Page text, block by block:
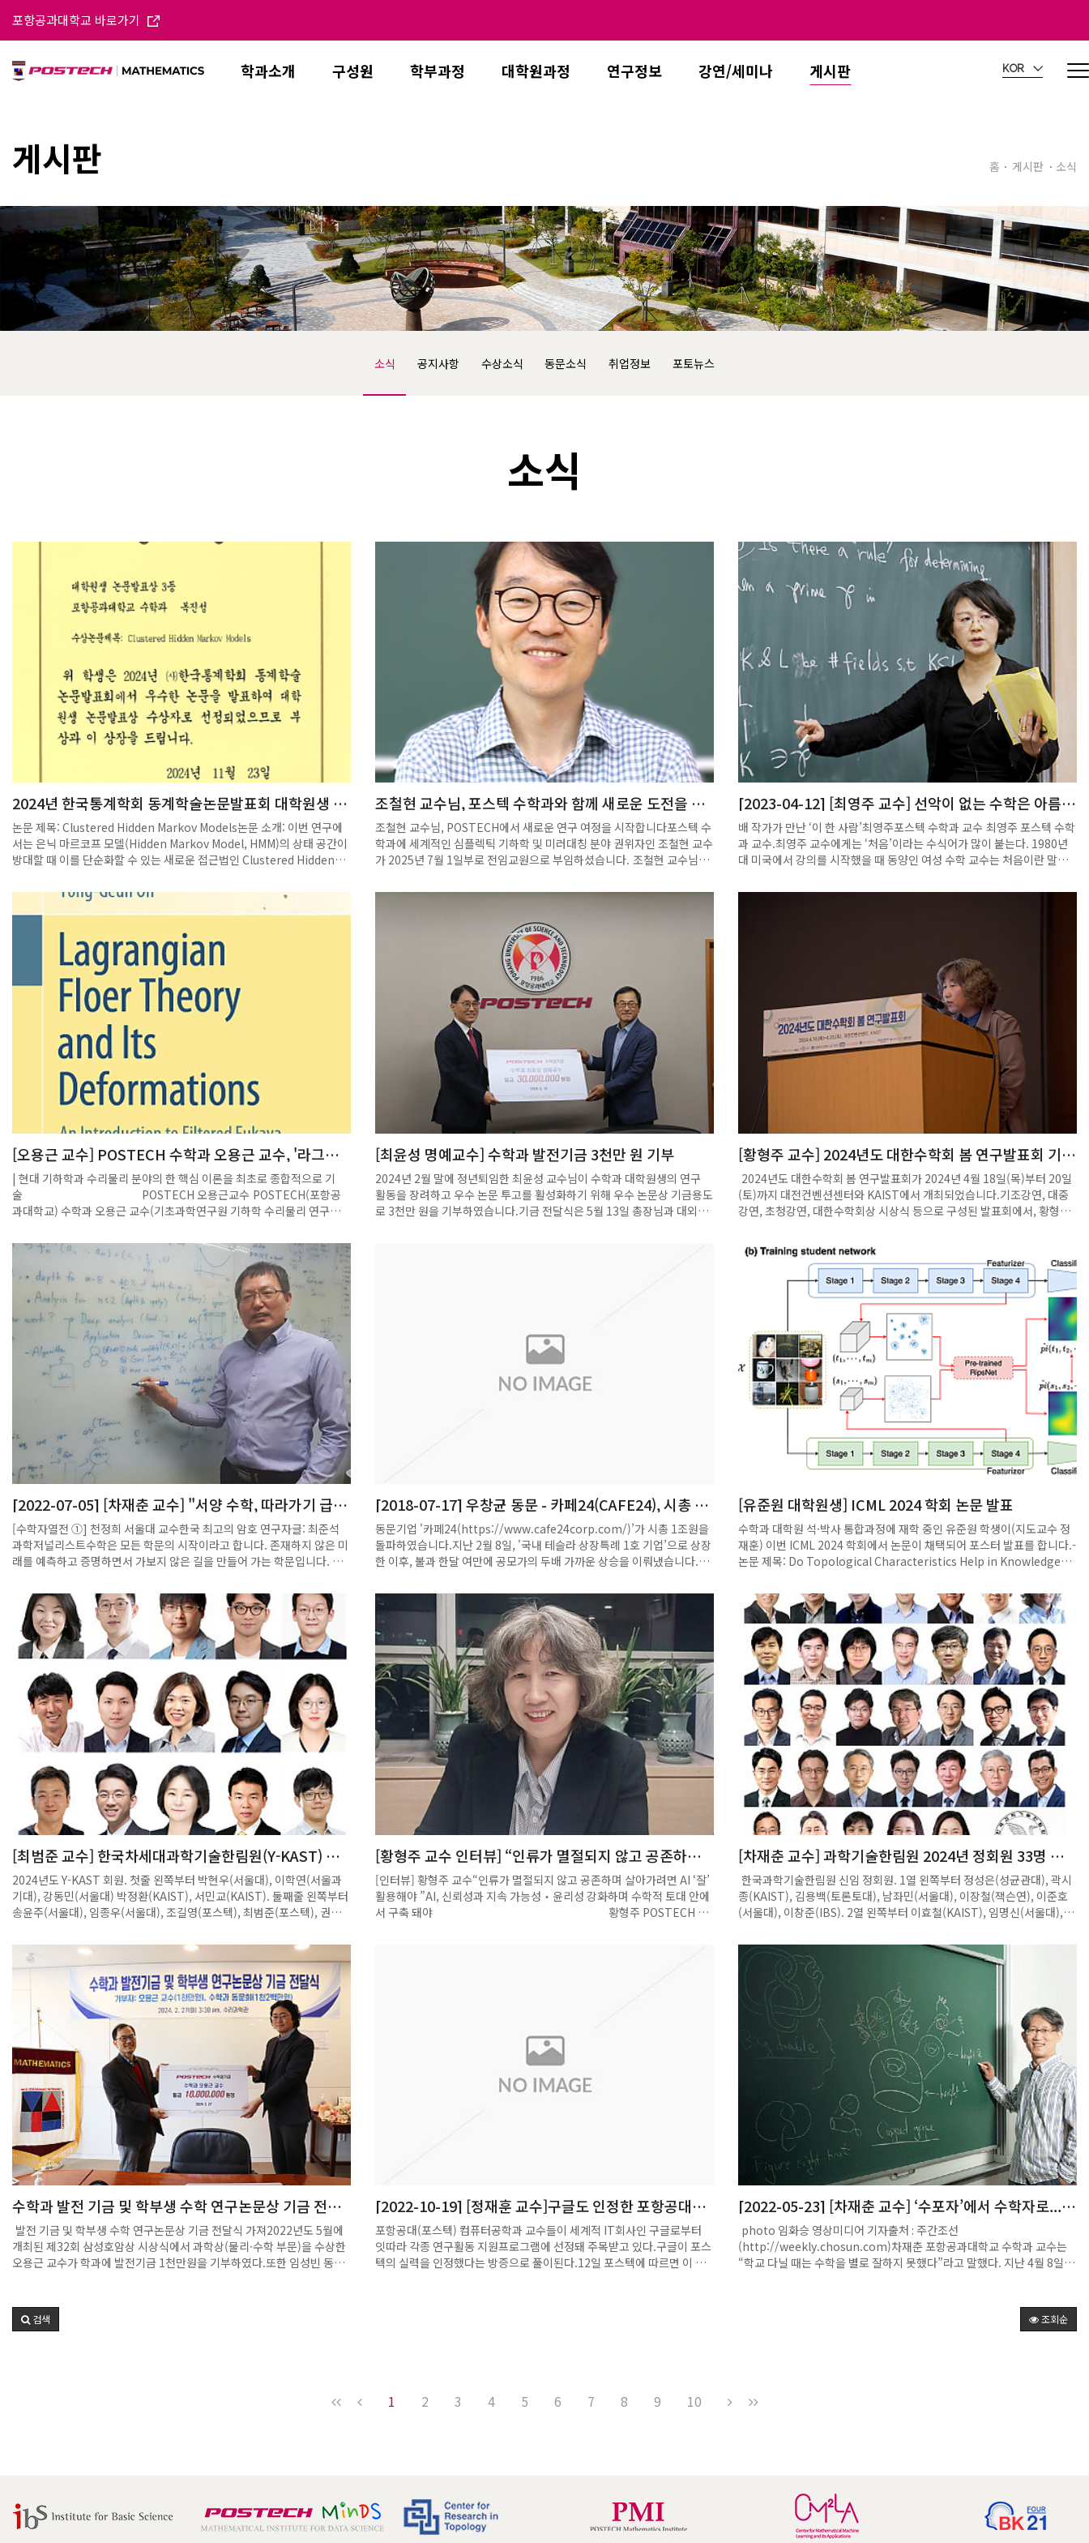
포항공과대학교 바로가기
학과소개 구성원 학부과정 대학원과정 연구정보 강연/세미나 게시판 KOR
게시판 홈 게시판 소식
소식 공지사항 수상소식 동문소식 취업정보 포토뉴스
소식
2024년 한국통계학회 동계학술논문발표회 대학원생 논
문 발표상
논문 제목: Clustered Hidden Markov Models논문 소개: 이번 연구에
서는 은닉 마르코프 모델(Hidden Markov Model, HMM)의 상태 공간이
방대할 때 이를 단순화할 수 있는 새로운 접근법인 Clustered Hidden
세스(hidden process)와 하나의 관측 프로세스(observed process)
로 구성되며, 첫 번째 은닉 프로세스의 군집화된 상태와 두 번째 은닉 프로
구조는 Group Pairwise-difference SCAD (Smooth Clipped
Absolute Deviation) 패널티를 적용한 최대우도추정을 통해 식별되며,
제안된 추정량의 점근적 성질 (Asymptotic property) 또한 이론적으로
증명하였습니다. 이를 통해 CHMM은 복잡한 데이터를 보다 해석하기 쉽
게 만들고, 실제 데이터(예: 단백질 구조 시퀀스)에서도 뛰어난 성능을 보
여주는 것을 확인하였습니다.수상 소감: 복잡한 데이터 구조를 모델링하
면서, 기존 모델에 변화를 주어 해석 가능성을 높이는 통계적 모델링의 새
로운 방향성을 제시할 수 있어 매우 뜻깊은 시간이었습니다. 이 연구가 가
능하도록 지도해 주신 신선영 교수님께 감사드리며, 앞으로도 의미 있는
연구를 지속적으로 이어 나가도록 하겠습니다.
조철현 교수님, 포스텍 수학과와 함께 새로운 도전을 이
어갑니다!
조철현 교수님, POSTECH에서 새로운 연구 여정을 시작합니다포스텍 수
학과에 세계적인 심플렉틱 기하학 및 미러대칭 분야 권위자인 조철현 교수
가 2025년 7월 1일부로 전임교원으로 부임하셨습니다. 조철현 교수님은
Madison에서 수학 박사(2003)를 취득하셨으며, 서울대학교 수리과학부
셨습니다. 특히 Northwestern University, University of Toronto
등 해외 유수 대학에서 연구 경력을 쌓으셨으며, 한국 수학계의 발전에 큰
기여를 해왔습니다. 조철현 교수님의 주요 연구 분야는 심플렉틱 기하학
(Symplectic Geometry), 라그랑지안 플로어 이론(Lagrangian
Floer Theory), 미러대칭(Mirror Symmetry) 등으로, 해당 분야에서
다수의 국제 저명 학술지 논문을 발표하고 세계적인 학회 및 컨퍼런스에서
초청 강연을 이어오고 계십니다. 또한, 한국수학회 우수논문상, 삼성미래
과학연구사업, SRC센터(양자구조모듈센터) 부센터장 등 다양한 연구비
수주 및 수상을 통해 학문적 우수성을 널리 인정받았습니다. 조 교수님은
현재까지도 한국수학회 《Journal of the Korean Mathematical
Society》의 편집위원 및 동아시아 심플렉틱 컨퍼런스(Organizer) 등
학술·교육 분야의 다양한 활동을 이어오고 있으며, 차세대 수학 인재 양성
에도 적극적으로 나서고 있습니다. 포스텍 수학과는 조철현 교수님의 합
류를 진심으로 환영하며, 앞으로 심플렉틱 기하학 및 수리물리학 분야에
서 POSTECH이 선도적 연구 성과를 창출하는 데 큰 역할을 하실 것으로
[2023-04-12] [최영주 교수] 선악이 없는 수학은 아름답
고 명료한 존재죠
배 작가가 만난 ‘이 한 사람’최영주포스텍 수학과 교수 최영주 포스텍 수학
과 교수.최영주 교수에게는 ‘처음’이라는 수식어가 많이 붙는다. 1980년
대 미국에서 강의를 시작했을 때 동양인 여성 수학 교수는 처음이란 말을
에서 유일한 임산부였다. 국내 여성 수학자 가운데 처음으로 ‘대한수학회
식으로 이뤄졌다. 이른 봄에 연락이 닿아, 꽃 피는 캠퍼스에서, 4월 초로,
다시 모일로 수렴됐다. 약속 시간은 분 단위였다. 숫자 하나도 허투루 쓰지
않는 수학자려니 했다. 해외 수학자들과의 화상회의와 학과 세미나 사이,
포스텍 교수식당에서 최영주 교수와 나눈 대화를 정리했다.순수수학 핵심
‘정수론'에 매료동갑내기 남편과 미국행수의 성질 ‘보형 형식’ 연구포스텍
부임한 1990년에국내 첫 암호학 강의 열어인고의 열매로 맺은 ‘실수 이
론’‘실가중치 주기이론’ 논문8년 이상의 연구끝에 발표현재는 보형 형식
과 연결된‘L-함수’ 속성 증명에 매진수학자의 삶은 애달픔의 연속풀리지
않는 문제 맞닥뜨릴땐치열한 수 싸움의 생생한 현장죽도시장 경매장서 해
답 얻기도예전으로 돌아가도 일 선택-인터뷰 전에 자료를 좀 읽었는데 외
계어가 따로 없었다.△수학이 어렵게 인식되는 건 수학자들의 책임이 크
다. 수학은 생활 도처에 있다. 당장 이곳에 오기 전에 들른 주차장도 수학
지식이 들어간 곳이다. 최소 면적에 최대한 많은 주차를 위해서 수학이 이
수학을 볼 수 있다. 다만 대중들에게 어렵게 인식되는 것이 문제인데 어떤
이는 농담처럼 수학 대중화가 웬만한 수학 난제보다 어렵다는 말도 한다.-
수학의 여러 분야 가운데 정수론의 새로운 방향을 열었다고 평가받고 있
사를 자랑하는 분야가 정수론이다. 나무마다 잎사귀 패턴이 다른 것처럼
수에도 패턴이 있다. 정수론은 수학의 가장 근본인 ‘수’의 패턴이나 성질을
연구하는 순수수학이다. 나는 정수론 중에도 다양한 수학적 방법을 동원
해 수의 성질을 연구하는 ‘보형 형식(modular form)’을 연구한다.-수학
은 특별한 재능이 필요한 학문이라고 여겨진다. 수학에 뛰어난 학생이었
나.△수학을 잘 한다기보다 다른 과목을 못했다. 특히나 암기과목은 재능
이 없었다. 내 답이 왜 틀렸는지 이해하기 어려웠다. 수학은 명료해서 좋
다. 변치 않고 선악이 없다. 증명하는 방법이 다를 뿐 자체로는 변함이 없
다. 변하지 않는 것이 좋아 수학과에 진학했고 대학 축제에서 만난 동갑내
기(김승환 포스텍 물리학과 교수)와 결혼해 유학을 떠났다. 미국에서 정수
론 분야의 석학을 만나 오래됐으면서도 낡지 않는 현대 순수수학의 핵심인
정수론에 매료됐다.지난달 일본 수학회 회원들과 교토수리과학연구소에
서 함께 한 최영주 포스텍 수학과 교수.-정수론은 수천 년 된 수학의 한 분
야인데 아직도 풀리지 않는 문제가 남았나.△‘수학계의 노벨상’이라 불리
는 필즈상 수상자 중 4분의 1이 정수론 연구자다. 정수론은 수학의 근본적
않나? 수의 알맹이는 소수(素數, Prime Number)이다. 소수는 ’1과 자
기 자신만으로 나눠떨어지는 1보다 큰 양의 정수‘로, 2, 3, 5, 7, 11, 13 등
이다. 세상의 모든 수는 소인수분해를 통해 소수로 표현된다. 예를 들어 6
은 2 곱하기 3으로 쪼개진다. 소수만 알면 모든 수의 비밀은 풀린다. 소수
의 존재는 기원전에 알려졌고 소수의 분포는 독일의 수학자인 가우스가 수
백 년 전에 증명했다.(가우스는 정수론을 ‘수학의 여왕’이라고 했다.) 소수
의 성질을 밝히는 건 생각보다 어렵다. 많은 수학자들이 무한한 소수 분포
나 규칙성을 밝혀내려 했지만, 어느 누구도 정답이라고 할 만한 패턴을 밝
혀내진 못했다.-소수의 패턴은 왜 중요한가. 그 복잡하고 어려운 걸 어디다
쓴단 건가.△소인수분해가 유용하게 쓰이는 분야는 암호학이다. 소수를
곱해 만든 합성수를 상대에게 전달하고 소인수분해를 할 수 있으면 암호가
풀리는 것이 암호 해독의 원리이다. 소인수분해를 활용한 암호는 공용키
로는 맨 먼저 나온 것이다. 현재 스마트폰이나 인터넷뱅킹 등에 두루 사용
된다. 이처럼 정수론은 다양한 암호체계를 만들고 암호의 효용성과 안전
성을 분석하는 핵심적인 도구를 제공한다. 암호학은 단순히 암호를 만들
고 푸는 것을 넘어, 데이터를 보호하고, 전달 과정의 오류를 검증하는 수학
적 방법이다. 인터넷 통신이나 화상으로 대화를 할 때 이미지가 깨지거나
잡음이 섞이는 걸 거르는 것에도 정수론이 쓰인다. 고급 정수론을 사용하
면 이런 오류들을 경제적, 효율적으로 걸러낼 수 있다. 그걸 ‘오류 정정 부
호(error correcting codes)’라고 한다.-국내 최초로 암호론 강의를 개
설했다고.△미국에서 강의를 하다 한국으로 돌아오기 직전, 미국 국가안
전보장원에서 정수론을 전공한 수학자들을 대거 채용했다. 미국 국방부가
주도하던 아르파넷 네트워크(세계 최초의 네트워크 망)를 대신해 상용 인
터넷 서비스들이 시작되던 시기다. 포스텍에 부임한 1990년, 국내에서 암
호학은 생소한 분야였다. 관련 강의를 개설하고 수학자가 주관하는 암호
론 국제 학회를 개최했다.-지금도 암호학을 연구하나.△암호는 깨지라고
득 ‘현타’가 오더라. 내가 진정으로 하고 싶은 것은 피타고라스 정리처럼 2
천 년이 지나도 변하지 않는 것이다. 현재는 보형 형식과 연결된 L-함수를
연구하고 있다. 언제 계산이 될 수 있을지 알 수 있는 경우가 보형 형식이
다. 보형 형식은 세계 수학자들이 들러붙어 연구하는 이론이다. 나는 그 가
운데 아주 실오라기 같은 이론을 정립했다. 보형 형식에 가중치라는 것이
있는데, 기존에는 정수와 반정수(정수에 1/2을 더해서 나타낼 수 있는 수)
가중치만 집중했다면, 나는 실수에 대한 이론을 개발했다. 8년 이상의 연
구를 통해 실가중치 주기이론에 대한 논문을 발표했다.-풀리지 않는 문제
를 껴안고 있으면 힘들지 않나.△아침에 일어나면 문제를 풀 생각에 신이
난다. 이렇게 저렇게 풀어봐야지 설렌다. 그러다 저녁이 되면 낙담하는 일
상이 반복된다. 그래서 다른 연구자들과의 소통이 중요하다. 연구활동 중
대다수의 시간은 다른 수학자의 논문을 읽고 새로운 개념이나 이론을 접목
해 본다. 방금 전에도 해외 수학자들과 화상회의로 머리를 맞댔다.-안 풀릴
땐 어떻게 하나.△산책이나 수영, 요가가 도움이 된다. 논문 하나에 5년이
걸릴 때도 있고 다음이라는 기약도 없다. 하지만 안 풀리는 문제에는 희망
이 있다. 문제를 풀고 난 뒤의 기쁨은 얼마 가지 않는다. 답을 알고 나면 더
어려운 문제를 찾게 된다. 몇 년간 답이 잡힐 듯 말 듯 한 문제가 있었는데
워크숍에 가보니 후배가 풀었더라. 그럴 때를 제외하고 포기란 없다.-‘챗
GPT’를 이용하면 수학자도 수월해지겠다.△요즘 틈만 나면 반려동물 다
루듯 챗GPT와 대화한다. 파급력이 어마해서 교육 분야는 혁명적으로 바
뀌겠지만 수학자의 일을 대신하진 못할 것이다. 수학은 문제를 푸는 일인
불가능하다. 결국 수학은 새로운 길을 만드는 창조적인 일이다. 챗GPT에
정보를 제공하면 바른 답으로 수렴하겠지만 창의성을 가질 수는 없다.-수
학 이외 도저히 안 풀리는 문제가 있나.△자식이 아닐까.(웃음) 물론 자식
고 후회한다는 건 아니다. 다시 그 시절로 돌아간다 해도 나의 선택지는 일
수 싸움의 현장이었다. 연구실에 앉아 풀리지 않는다고 낙담하는 것이 철
없는 넋두리로 느껴졌다.-가장 사랑하는 수식은.△‘L-함수’이다. 한 사람
이 하루 이틀 만에 만든 것이 아니라 여러 연구자들이 아이디어를 모아 만
[오용근 교수] POSTECH 수학과 오용근 교수, '라그랑
지안 플로어 이론과 그 변형' 서적 발간
| 현대 기하학과 수리물리 분야의 한 핵심 이론을 최초로 종합적으로 기
술 POSTECH 오용근교수 POSTECH(포항공
과대학교) 수학과 오용근 교수(기초과학연구원 기하학 수리물리 연구단
Floer Theory and its Deformations)’이 세계적인 출판사 스프링거
네이처(Springer Nature)를 통해 출간됐다.오용근 교수는 현대 수학과
이론 물리학에서 활발하게 연구되고 있는 사교 기하학(symplectic
geometry)과 거울 대칭(mirror symmetry) 분야 세계적 석학으로 이
분야의 수학 · 물리적 특성을 설명하는 ‘라그랑지안 플로어 이론’ 발전을
선도하고 있다.라그랑지안 플로어 이론(Lagrangian Floer Theory)1)
은 특정한 수학적 공간에서 두 도형이 교차하는 방식과 그 교차점들의 성
질을 연결하여 복잡한 물리적 · 기하학적 문제를 해결하는 수학적 이론이
며, 이 이론에서 복잡한 동역학적 상호작용을 이해하는 데 중요한 개념이
‘A-무한대 구조(A-infinity structure)’2)다.오용근 교수는 책을 통해 A-
무한대 구조와 이 구조를 바탕으로 한 라그랑지안 플로어 이론을 포괄적으
로 다룬다. 이 책은 복잡한 수학적 이론 요소들을 자세하게 설명하며, 전공
자뿐만 아니라 새로 입문하는 연구자들도 기하학, 해석학, 대수학에 대해
유기적으로 이해할 수 있도록 구성되어 있다.책을 집필한 오용근 교수는
“이 책을 통해 연구자들이 공간과 시간의 동역학적 상호작용을 다루는 사
교 기하학과 거울 대칭 이론에 대한 다양한 관점을 갖고, 자신의 연구 분야
에서 새로운 도약과 발전을 이루기를 바란다”라는 말을 전했다. 한편, 오
Floer Theory I & II; AMS-International Press)’ 시리즈 서적을 발간
한 적이 있다.출처 : 교수신문(http://www.kyosu.net)
[최윤성 명예교수] 수학과 발전기금 3천만 원 기부
2024년 2월 말에 정년퇴임한 최윤성 교수님이 수학과 대학원생의 연구
활동을 장려하고 우수 논문 투고를 활성화하기 위해 우수 논문상 기금용도
로 3천만 원을 기부하였습니다.기금 전달식은 5월 13일 총장님과 대외협
[황형주 교수] 2024년도 대한수학회 봄 연구발표회 기조
강연
2024년도 대한수학회 봄 연구발표회가 2024년 4월 18일(목)부터 20일
(토)까지 대전컨벤션센터와 KAIST에서 개최되었습니다.기조강연, 대중
강연, 초청강연, 대한수학회상 시상식 등으로 구성된 발표회에서, 황형주
twin: Theory and applications 주제로 강연하였습니다.황형주 교수
는 2023년도에 수리기계학습연구센터(CM2LA)가 선도연구센터(SRC)
사업에 선정되는 등 수리기계학습 분야에서 괄목할 만한 연구 성과를 내고
있으며, 코로나19 유행 예측에 관한 공로를 인정받아 유공 표창을 수상한
[2022-07-05] [차재춘 교수] "서양 수학, 따라가기 급급
···한국 수학 '동형암호' 역습"
[수학자열전 ①] 천정희 서울대 교수한국 최고의 암호 연구자글: 최준석 과학저널리스트수학은 모든 학문의 시작이라고 합니다. 존재하지 않은 미래를 예측하고 증명하면서 가보지 않은 길을 만들어 가는 학문입니다. 대덕넷(HelloDD)은 최준석 과학저널리스트와 함께 대한민국의 각 분야에서 활약하고 있는 수학자를 발굴해 연재하고자 합니다. 첫 보도는 최고의 암호 연구자 '천정희 서울대 교수'입니다. 격주로 소개되는 수학자 연재를 통해 우리의 미래를 만나 보시죠.[편집자 편지]◆ 수학은 미래의 학문 천정희 서울대 수리과학부 교수는 한국의 수학 '동형암호'를 개발, 대한민국 최고의 암호 연구자로 알려진다.[사진= 최준석 과학저널리스트]천정희 서울대학교 수리과학부 교수를 만나보라고 여러 수학자가 말해줬다. 한 암호 전공자는 천 교수에 대해 "한국에서 암호를 제일 잘 하는 분"이라고 말했다. 천 교수를 만나러 가기 전 자료를 찾아봤더니, 그의 동영상 강의가 몇 개 있었다. 서울대 수리과학부 학생을 대상으로 하는 50분 분량의 강의를 들으며 미리 공부를 했다.동영상 강의 내용 중 동형암호(Homomorphic Encryption)라는 낯선 용어가 나왔다. 동형암호는 제4세대 암호이고, 데이터를 암호화된 상태에서 처리할 수 있어, 개인 정보 유출과 같은 문제가 발생하지 않는다고 했다. 서울대 수리과학부 사이트에는 천정희 교수 전공이 '수론, 응용수학(암호론, 정보보호)'이라고 나와 있다. 그에게 어떤 질문을 먼저 할까를 생각했다. '전공이 수론과 암호론이다. 두 수학 분야가 어떻게 만나는가'라고 물을까? 아니면 '어떻게 암호를 전공하게 됐나'를 물어야 할까?지난 5월 24일 서울대학교 25동 산업수학센터에서 만난 천정희 교수는 "연대기적으로 얘기를 할까요 아니면 수학에 대해 말을 할까요?"라고 물어왔다. 편한 대로 이야기를 들려주시라고 했다.그는 '수학이란 무엇인가'에 관한 자신의 생각을 먼저 들려줬다. 그는 "사람들은 보통 수학을 과거의 학문이라고 생각한다. 위대한 수학이론이나 위대한 수학자가 과거에 있으니까. 하지만 나는 수학은 굉장한 미래의 학문이라고 생각한다"라고 말했다. 이게 무슨 말일까?천정희 교수는 KAIST 수학과 87학번. 2학년 때 수리과학과를 선택했을 때 3학년 선배들이 신입생 환영식을 해줬다. 이때 선배들의 질문 중 하나는 ‘수학과에 왜 왔냐?’였다. 그때 나온 답변 중 하나는 "내가 맞다고 증명하면 전 세계 어떤 수학자, 가령 (위대한 독일 수학자) 가우스가 와도 뒤집을 수 없다"였다. 이런 게 수학의 매력이라고 천 교수는 생각한다."물리학은 신이 만든 세상을 연구하고, 수학은 신이 만들 뻔했던 세상들을 연구한다 라는 말이 있다. 물리학과 달리, 수학은 존재하지 않는 우주에 대해서도 얘기할 수 있다. 수학자가 어떤 우주가 존재할 수 있다고 증명을 하면 그게 맞는 거니까, 그렇게 말할 수 있다. 수학이 가진 장점은 앞날을 가보지 않고 예측할 수 있는 거라고 나는 생각한다."그는 대학 다닐 때 SF를 좋아했다. 미국 SF작가 아이작 아시모프(1920-1992)의 작품 '파운데이션'이 있다. 파운데이션 1, 2편에 수학자 해리 셀던이 나온다. 천 교수에 따르면, 해리 셀던의 말에 "인간 개개인의 미래는 예측 불가능이지만 충분한 숫자의 인간 집단의 미래는 예측 가능하다"가 있다. 천정희 교수는 2003년 3월 서울대학교 수리과학부 교수로 임용된 직후 동료 교수들 앞에서 자신의 연구 내용을 소개하는 '콜로키엄'을 했다. 이때 그는 발표를 해리 셀던의 말로 시작했다. 그는 당시 발표한 슬라이드를 아직 갖고 있다. 천 교수가 컴퓨터를 열어 당시 슬라이드를 찾아 보여준다. 천 교수 말을 들어본다."아시모프 말이 두 가지 면에서 매력적이었다. 근거 없는 주장이 아니다. 열역학법칙을 보면 분자 하나 하나의 운동은 브라운 운동을 하니 예측 불가능하나, 분자 전체 집단의 미래는 예측 가능하다. 그러니 충분히 많은 인간의 데이터가 모이면 인간 집단 전체의 예측도 가능하다. 대상으로 삼는 인간 집단의 규모가 클수록 정확도가 늘어난다. 지구 정도 규모에서는 안 되고, 은하 제국 정도 수준의 인구 전체 통계가 모이면 된다는 얘기다. 그리고 아시모프 얘기의 두 번째 매력은 이거다. 작품 파운데이션 속 해리 셀던은 심리 역사학이라는 학문 전공자다. 소설 속에서는 심리역사학이 수학의 한 분야다. 내게는 그게 충격이었다. 아시모프는 원래 물리학자다. 물리학자인 아시모프가 보기에 인간의 미래를 연구하는 학문은 '물리학'이 아니고 '수학'인 거다. 물론 현재 얘기는 아니고, 아주 먼 미래 얘기다. 작품 속 해리 셀던의 생물연대는 은하력 11988-12069이다. 나는 그런 걸 보면서 수학은 무엇일까를 생각했다. 미래, 그리고 생각이 자유로운 건 수학이라고 본다. 수학은 무엇이든 허용된다. 논리적으로 맞으면. 그리고 한 번 맞으면 누가 와도 그걸 바꿀 수 없는 불변성이 있다. 그러니 수학이 미래의 학문이라는 생각이 매력적이었다."천 교수는 이어 "2010년쯤, 그러니까 10여년 전에 해리 셀던의 심리역사학이 뭔지를 좀 깨달았다. SF에 나왔는데, 현실에 강림했다는 걸 알았다"라고 말했다.한국에서 암호를 제일 잘하는 수학자가 무슨 연구를 하는지 궁금해서 찾아왔다. 헌데, 그는 SF작가와 그가 남긴 이야기를 길게 하고 있다. 그리고 SF에서 읽은 내용이 현실에 구현되고 있다고까지 말한다. 무슨 말을 하려는 것일까? 나는 그에게 "그게 뭐였느냐. 무슨 말씀이냐"라고 물었다. 천정희 교수가 "요즘 유행하는 머신 러닝(machine-learning)이 그거다. 심리역사학이라는 게 일종의 패턴 찾기다. 내 생각에 같은 원리로 작동하는 게 머신 러닝이다"라고 말했다. 천 교수는 암호 연구 이야기로 가기 전에 머신 러닝, 즉 기계 학습 이야기를 먼저 들려줬다.◆ 머신 러닝천정희 교수는 "머신 러닝은 데이터에서 함수를 찾아내는 과정이다. 함수를 찾으면 함수에 현재 상태를 입력한다. 그러면 함수는 예측을 준다"라고 말했다. 천 교수가 챗봇(chatbot) 예를 들었다.챗봇은 음성이나 문자를 통해 사람과 대화를 하는 컴퓨터 프로그램이다. 챗봇의 음성 인식 능력 부분을 보자. 기계에 사람 목소리를 많이 집어넣는다. 입력을 해서 기계를 훈련시킨다. 사람의 소리를 집어넣고 훈련시키면 기계는 그게 사람 목소리라는 걸 알아듣는다. 소리에서 패턴을 인식해, 즉 의미를 추출해 말이구나라고 생각한다. 입력과 출력 과정은, 수학적으로 보면 함수다. 챗봇에 어떤 값을 입력하면 챗봇이 함수가 되어 어떤 출력을 한다. 특별한 함수다. 기계학습이라는 건, 입력이 들어가면 뭘 출력하면 좋을지를 알려줘서 스스로 함수를 계속 보정하게 하는 과정이다. 그런 면에서 머신 러닝은 세상을 기술하는 함수 찾기이고, 수학으로 세상을 기술하기라고 할 수 있다.천 교수가 이번에는 신용 점수를 생각해 보자고 했다. 한 사람의 개인 신용 데이터를 입력하고 그가 부도가 날지, 안 날지를 예측하고 싶다. 그걸 기계적으로 해보자는 거다. 기계에 많은 사람의 신용 점수를 넣어주면서 기계 스스로가 부도가 날지 안 날지를 정확하게 예측하도록 학습시킨다. 출력 값이 틀리면 컴퓨터 알고리즘이 스스로를 계속 개선하도록 한다. 맞도록 고쳐간다. 어떻게 고쳐 가는지는 일반인이 알 필요가 없다. 수학적인 방법을 사용한다고만 알면 된다. 이런 걸 지도학습(supervised learning)이라고 한다. 과거 데이터를 모아서 그 사람의 미래를 예측하는 거다. 훈련 데이터(training data)를 많이 갖고 있으면 미래를 예측할 수 있는 것이고, 이때 데이터가 많으면 SF '파운데이션'에서 아시모프가 말한 대로 은하 제국의 미래를 알 수 있다. 천 교수는 "그러니 머신 러닝이 지금 세상을 바꾸고 있다는 걸 우리는 확인할 수 있다"라고 말했다.◆ 머신 러닝과 암호의 접점그런데 머신 러닝과 천정희 교수의 암호 연구의 접점은 무엇인가? 천 교수가 암호와 떨어져 있는 걸로 보이는 얘기들을 계속 들려주니, 좀 불안하다. 천 교수가 "그 말씀을 드리겠다"라고 다음과 같이 설명을 이어갔다."암호화된 자료는 금고속의 보석이라고 말할 수 있다. 열쇠를 안전하게 보관하면 금고안의 보석은 안전하다. 열 수 없으니까. 그러나 단점이 있다. 데이터가 금고에 들어있어서 그걸 꺼내지 않으면 아무 일도 할 수 없다. 무슨 일을 하려면 데이터를 꺼내야 하니, 이때는 암호의 보호를 받지 못한다. 이런 상황이 최근에 동형암호가 나오면서 달라졌다. 동형암호로 처리된 자료 역시 금고속 보석인데, 말랑말랑한 금고다. 금고 안에 있는 보석을 꺼낼 필요 없이, 즉 암호를 풀지 않고서도 데이터를 가공할 수 있다. 안에 들어있는 상태로 손을 집어넣어 사람이 원하는 의미 있는 결과만을 꺼낼 수 있다. 가령 머신 러닝으로 훈련시킨 알고리즘이 있다고 하자. 개인의 의료 데이터를 집어넣고 그 사람이 암에 걸릴 확률을 얻어내고자 한다. 암 발병 확률을 예측하려면 기존에는 그의 의료 데이터를 금고에서 꺼내서 작업을 해야 했다. 동형암호를 사용하면 금고 안에 들어있는 상태, 즉 암호화된 상태에서 데이터를 조작하고 계산한다. 나의 암 발병 확률을 알아내는데, 나의 의료 데이터가 유출되지 않는다. 데이터의 암호를 풀지 않기 때문이다. 데이터는 보지 않고, 결과물만 얻어내는 거다."천정희 교수가 이 시점에서 동형암호가 무엇인지 얘기를 할까 하다가, 일단 현재 진행 중인 연구를 더 설명하겠다고 했다. 동형암호와 머신 러닝이 만났고, 만나서 그게 어떻게 발전하고 있는지를 이야기해줬다.천 교수에 따르면, 머신러닝과 동형암호를 합친 게 '프라이빗 A.I.(Private Artificial Intelligence)'다. 프라이빗 AI를 정확히 표현하면 '프라이버시를 지키는 기계학습(Private Preserving Machine Learning)'이다. 이는 미래의 암호 개념이다.머신 러닝의 발전을 위해 가장 필요한 게 뭐냐라고 물으면 사람들은 '데이터'라고 한다. 데이터가 부족하다고 한다. 그런데 데이터가 없느냐, 그렇지 않다. 세상에는 데이터가 널려있다. 의료 데이터와 같은 건 아주 많이 모아놨다. 문제는 개인 정보 유출 위험 때문에 이 데이터를 쉽게 사용하지 못한다는 데 있다. 이 문제를 해결하기 위해 나온 게 '프라이빗 AI'다. 프라이빗 AI는 머신 러닝을 위해 데이터를 사용하지만 동시에 프라이버시 문제를 해결한 거다.천 교수에 따르면, 프라이빗 AI 개념을 처음 말한 사람은 미국 수학자이자 암호학자인 크리스틴 로터(Kristin Lauter)다. 미국 정보통신기업 마이크로소프트에서 일하던 로터 박사는 2012년 한국정보보호학회가 주최한 국제암호관련 학회인 ICISC(International Conferece on Information Secutiry and Cryptology)에 참석, 초청 강연을 하면서 '프라이빗 AI' 개념을 내놓았다.그리고 '프라이빗 AI'라는 개념이 공식적으로 나온 건 2017년 7월 미국 기업 마이크로소프트가 주최한 연례 컴퓨터과학 학회(Microsoft Research Faculty Summit)에서다. 학회는 미국 시애틀 인근의 레드먼드에 있는 마이크로소프트 캠퍼스에서 열렸으며 이 학회에는 초청받은 사람만 참여할 수 있다. 컴퓨터 과학 분야에서 의미 있는 연구 결과를 갖고 있는 사람들이 참석한다. 2017년 학회의 세션 중 하나가 '프라이빗 AI'였고, 이 세션의 발표자 세 명 중 한 명이 천정희 교수였다. 천 교수는 "나는 프라이빗 AI라는 용어를 만든 사람중 한 명이다. 머신러닝은 흥미롭게도 동형암호화 상태에서 처리하기가 더 쉽다"라며 암호의 역사에 관해 설명을 시작했다.◆ 천 교수의 4세대 동형암호 개발오늘날 전자상거래에서 널리 사용되는 공개키 알고리즘 방식인 RSA(Rivest-Shamir-Adleman) 이고, 1978년에 나왔다. RSA는 나온 지 40여년이 지났다. RSA가 나온 같은 해에 동형암호도 세상에 얼굴을 내밀었다. RSA를 만드는 데 참여한 R(로널드 라이베스트)과 A(레너드 애들먼), 그리고 다른 수학자인 D(M. L. 데투조)가 RAD라는 동형암호 개념을 내놨다. RAD 세 사람은 "암호화된 데이터 위에 임의의 계산을 할 수 있는, 그런 암호화 방식(Arbitrary Computation on Encrypted Data)이 필요하다"라고 말했다.천 교수는 "이들이 응용 분야로 얘기한 게 흥미로웠다. 아웃소싱한 계산(Outsourced Computation)을 응용으로 제시했는데, 40년 전에 지금 우리가 사용하는 클라우드 컴퓨팅을 말한 것이다"라고 설명했다.그런데 RAD 동형암호(RAD Scheme)는 모두 깨졌다. RAD는 모두 5개의 암호를 만들었으나, 다 깨졌다. 마지막으로 깨진 게 1981년이었다. 그리고 그해 세계적인 암호학회인 크립토(Crypto)가 처음 열렸다. 마침 미국 캘리포니아 주 샌터바버라에서 열린 크립토 학회에 RAD가 만든 마지막 동형암호를 깨는 두 쪽 짜리 암호가 제출되기도 했다. 천 교수 말을 옮겨 본다."나중에 알게 된 건데, 팔이 하나 들어가는 말랑말랑한 금고는 쉬웠다. 즉 덧셈만 하거나 곱셈만 하는 동형암호는 쉬웠다. 덧셈과 곱셈 두 개를 다하면 컴퓨터의 연산을 다 할 수 있다. 그래서 덧셈과 곱셈 연산을 다하는 동형암호를 만드는 일이 암호학계의 성배(holy grail) 찾기가 되었다. 30년을 해도 진척이 없었다. 2008년에는 덧셈과 곱셈이라는 두 연산을 보존하는 연산은 불가능하다는 논문이 나왔다. 스위스 취리히 연방공과대학교의 컴퓨터과학자이자 암호학자인 우엘리 마우러(Ueli Maurer)의 논문이었다. 그런데 2009년에 획기적인 논문이 나왔다. 1세대 동형암호다. . 미국의 젊은 암호학자 크레이그 젠트리(Craig Gentry)가 덧셈과 곱셈 연산 모두를 보존하는 동형암호를 개발했다. 이 연산을 영어로는 Somewhat Homomorphic Encryption이라고 하는데, 내가 한국말로 ‘유한동형암호’라고 이름 붙였다. 이 논문을 통해 두 연산 모두를 보존하는 연산은 불가능하다고 한 마우러를 젠트리가 넘어선 것이다. 그리고 젠트리는 같은 논문에서 ‘완전동형암호’를 제시했다. ‘유한동형암호’는 연산을 유한 번만 할 수 있다. 가령 계속 곱하기를 하면 암호화된 데이터가 무너져버려 아무 것도 복구가 되지 않는다. 말랑말랑한 금고가 망가지기에 금고를 부셔도 아무 것도 그 안에서 나오지 않는다. 그런데 젠트리는 ‘완전 동형암호’를 만들어 잡음이 쌓여 더 이상 연산을 할 수 없는 말랑말랑한 금고를 다시 사용할 수 있게 했다. 재부팅이라는 과정을 통해 금고를 청소하고 연산을 가능하게 하는 특별한 장치를 만들었다. 무한 번의 연산을 할 수 있는 방법을 찾은 것이다."그러면 2009년 젠트리의 논문 이후에 동형 암호는 어떻게 발전했을까? 천 교수는 "동형암호는 아주 멋지지만 실용적이지는 않다는 반응을 받았다"라고 말했다. 더하기와 곱하기라는 연산을 다할 수 있기는 하지만, 실제 특정한 연산을 어떻게 할 거냐, 예컨대 기계학습이라든지 영상처리를 어떻게 더하기랑 곱하기로 분해해서 할 거냐는 다른 얘기였다. 너무 어려웠다. 그럼에도 뭔가가 가능해지면, 그걸 빠르게 만드는 건 그리 어렵지 않다. 2세대 동형암호가 2011년에 나왔다. 2세대 동형암호는 BGV 스킴(scheme)이라고 불리며, 미국 국방부가 개발을 지원했다. 수학적으로 더 간단한 구조로 만들었다. 이후 3세대 동형암호는 2013년에, 그리고 4세대 동형암호가 2016년에 나왔다.4세대 동형암호를 천정희 교수 그룹이 만들었다. 천 교수 등 저자 네 사람의 이름을 따라 CKKS(Cheon-Kim-Kim-Song) 논문이라고 불린다. 천 교수 그룹은 반올림연산을 덧셈 수준으로 매우 빠르게 처리할 수 있게 기존의 연산을 개선했다. 천 교수는 "동형암호라는 로봇에는 더하기하는 팔, 빼기하는 팔, 곱하기 하는 팔이 있었는데, 반올림 로봇팔을 우리가 추가했다"라고 말했다. 덕분에 비트 당 30분이 걸리던 재부팅 연산이 2018년의 경우 0.5초 만에 가능해졌다.세계암호학회 사이트에 2016년 프리프린트 논문을 올렸고, 2017년 아시아크립트(Asiacrypt Conference)에서 논문을 발표했다. 그가 만든 4세대 동형암호 이름은 '혜안(HEaaN)'. '혜안'은 '근사 숫자에 대한 대수를 위한 동형 암호(Homomorphic Encryption for Arithmetic on Approximate Numbers)'라는 영어 이름을 줄인 말이다. 천 교수 부인이 작명해 줬다. 참고로 세계3대 암호학회는 크립토(Crypto), 유로크립트(Eurocrypt) 아시아크립트(Asia crypt)다. 암호학자는 학술지에 논문을 내지 않고, 학회에 논문을 낸다. 암호 연구는 논문이 나오는 속도가 빠르기 때문이다.◆ 정수론으로 박사학위천정희 교수는 KAIST 수리과학과에서 정수론으로 1997년에 박사학위를 받았다. 지도교수는 한상근 교수. '페르마의 마지막 정리'라는 오래된 수학의 난제를 연구하는 그룹이었다. 한 교수의 학문적 할아버지가 존 코츠(John Caotes)이고, 존 코츠의 거의 마지막 제자인 영국 수학자 앤드루 와일스가 지난 1994년 '페르마의 마지막 정리'를 증명했다.천 교수에게 KAIST 박사학위 논문 내용을 물었더니, 소수, 모듈러 연산, 타원곡선, 그리고 내게는 낯선 개념인데 위수(order)라는 단어를 사용해 설명해줬다. 졸업 후 ETRI(한국전자통신연구원)에 들어갔다. 정수론 전공자를 뽑는다는 공고를 보고 궁금해서 갔다가 설득을 당해 3년간 적을 두게 되었다. ETRI가 암호 연구를 하려고 정수론 연구자를 선발한 것이었고, 이곳에서 천정희 교수는 암호에 입문했다. 당시 ETRI연봉은 삼성보다 높았다.1999년에는 유럽 암호학회인 'Eurocrypt'에 논문을 발표했고, 2000년 세계 암호 학회인 '크립토 2000’에 논문을 제출했다. 2000년 크립토 논문은 KAIST 수리과학과의 고기형 교수와 개발한 걸로, 매듭이론을 이용한 세계 최초의 암호였다. 고기형 교수는 매듭이론 연구자이고, 암호는 천정희 박사가 맡아서 두 개를 접목시켜 연구 결과를 내놨다.천 교수에 따르면, 당시 세계적으로 새로운 공개 키를 찾는 흐름이 있었다. 정부가 이 일에 관심을 보였기에, ETRI에 있는 천정희 박사는 수학의 다른 분야에 있는 연구자에게 암호를 가르치는 일을 진행했다. 교수들 앞에서 세미나를 했고, 이후 고기형 교수가 자신의 연구실에 와서 좀 더 알려달라고 했다. 그래서 고기형 교수 그룹과 몇 차례 미팅을 했다. 당시 고기형 교수 연구실에 있던 대학원생이 차재춘 현 포항공과대학교 교수, 현 건국대 이상진 교수다.천 교수는 "지금처럼, 한 번은 고기형 교수님에게 세 시간 정도 털렸다. 그리고 바로 새로운 암호를 만들 수 있었다"라고 말했다. 그는 미팅을 마치기 전에 "매듭 그룹에서 교환법칙이 성립하는 부분군을 찾아달라. 그게 있으면 된다"라고 주문했고, 고기형 교수는 "그런 게 있다"면서 바로 답을 내놓았다. 당시 매듭 암호 논문은 지금까지 651회 인용됐다. 세계 최초의 매듭 암호 연구였음에도 발전시키지 못했다. 암호 연구를 발전시키는 데에 많은 인프라가 필요하나, 한국은 그런 여건을 갖고 있지 못했다.2006년 1월 ETRI를 그만 두고 미국 브라운대학교 수학과로 박사후연구원으로 일하러 갔다. 브라운대학교 멘토는 조셉 실버만 교수였다. 그는 수론연구자였고, '타원 곡선' 교과서의 저자로 명성 높았다. 천 교수는 정수론 버전의 동역학(dynamics)이라고 할 수 있는 걸(P-adic dynamics) 연구했다.연구는 재밌었으나 좀 허전했다. 천정희 교수는 ETRI에 들어갈 때 암호학자가 될 생각은 없었다. 잠시 거쳐간다고 생각했다. 그걸 중단하고 정수론을 하면서 보니, 정수론 연구가 세상에 임팩트를 주기 힘든 연구라는 생각이 들었다. 암호는 잠깐 했으나 연구 결과에 사람들이 관심을 갖고 질문을 해오고 그랬다. 실버만 교수도 천정희 박사에게 암호에 관해 계속 물어왔고, 지금은 암호 회사를 차렸다. 그래서 고민 했다. 천 교수는 "결국 내가 좋아하는 건 세상의 일을 해결하는 데 수학을 쓰는 것이라는 걸 알았다"라고 토로했다.2000년 12월 대전에 새로 생긴 정보통신대학교(ICU) 공학부 교수가 되었다. ICU는 정보통신부가 만든 학교이고 지금은 KAIST에 합병됐다. 천정희 교수는
[2018-07-17] 우창균 동문 - 카페24(CAFE24), 시총 1
조원 돌파
동문기업 '카페24(https://www.cafe24corp.com/)’가 시총 1조원을
돌파하였습니다.지난 2월 8일, '국내 테슬라 상장특례 1호 기업’으로 상장
한 이후, 불과 한달 여만에 공모가의 두배 가까운 상승을 이뤄냈습니다.(이
고...)'테슬라 요건' 적용 1호 기업인 카페24[042000]가 22일 장중 시가
총액 1조원을 돌파했다.시가총액은 1조16억원으로 지난 2월 8일 상장후
처음으로 1조원을 넘어섰다.1999년 설립된 카페24는 쇼핑몰 구축 솔루
션, 운영, 배송, 마케팅 등 온라인 비즈니스에 필요한 서비스를 원스톱으로
제공하는 사업을 하고 있다.카페24는 최근 사업 연도 적자 상태이나 한국
거래소의 '테슬라 요건'을 이용해 증시에 입성한 첫번째 사례로 주목을 받
았다. 테슬라 요건은 미국 전기차 업체 테슬라처럼 적자를 내고 있어도 기
술력이나 사업 아이디어 등 성장성이 있는 업체에 상장을 허용하는 제도로
지난해 도입됐다.카페24는 이재석 CEO(물리 학87), 우창균 COO(수학
학87), 이창훈 CTO(물리 학88) 등,회사 창업자와 등기임원의 대부분이
동문인, 거의 순전한 포스텍 동문기업입니다. 관련기사:
http://m.businesspost.co.kr/BP?
command=mobile_view&num=78197#cb드디어 포스텍도 1조원
이 넘는 기업가치의 동문기업을 갖게 되었네요~~다시 한번 축하드리고,
더 높은 목표를 향해 꾸준히 성장해나가시길 기원합니다~~
[유준원 대학원생] ICML 2024 학회 논문 발표
수학과 대학원 석·박사 통합과정에 재학 중인 유준원 학생이(지도교수 정
재훈) 이번 ICML 2024 학회에서 논문이 채택되어 포스터 발표를 합니다.-
논문 제목: Do Topological Characteristics Help in Knowledge
Young Kim, Jae-Hun Jung연구 내용은 지식 증류(Knowledge
Distillation, KD)는 큰 (교사)에서 작은 (학생) 네트워크로 지식을 전달
하는 것을 목표로 합니다. 선행 연구에서는 지식으로 특징 벡터들의 점 대
점 또는 쌍별 관계에 초점을 맞추고 잠재 공간에서 특성 벡터들이 이루는
관계를 효율적으로 전달하는 데 어려움을 겪고 있습니다. 이 연구에서는
문제를 해결하기 위해 지식으로 잠재 공간의 전역 위상을 전달하는
TopKD라는 새로운 KD 방법을 제안합니다.학회 일정은 2024년 7월 21
일~27일까지이며 발표는 7월 25일 Messe Wien Exhibition
Congress Center, Vienna, Austria에서 진행됩니다.
[최범준 교수] 한국차세대과학기술한림원(Y-KAST) 회
원 선출
2024년도 Y-KAST 회원. 첫줄 왼쪽부터 박현우(서울대), 이학연(서울과
기대), 강동민(서울대) 박정환(KAIST), 서민교(KAIST). 둘째줄 왼쪽부터
송윤주(서울대), 임종우(서울대), 조길영(포스텍), 최범준(포스텍), 권민
울대), 김영진(KAIST), 김은주(한국과학기술연구원). 넷째줄 왼쪽부터
이승우(고려대), 이현욱(울산과학기술원), 이현주(KAIST), 최준일
(KAIST), 이효준(한국생명연구원), 다섯째줄 왼쪽부터 김기현(성균관
대), 박정환(서울대), 정기훈(서울대), 최성환(연세대). 한국과학기술한림
원 제공 한국과학기술한림원은 과학기술 분야에서 탁월한 연구성과를 발
표하며 두각을 나타내고 있는 젊은 과학자 24인을 2024년도 한국차세대
과학기술한림원(Y-KAST) 회원으로 선출했다고 11일 밝혔다.Y-KAST 회
원은 만 43세 이하 젊은 과학자들 중 학문적 성과가 뛰어난 연구자로 선발
된다. 박사학위 후 국내에서 독립적 연구자로서 이룬 성과를 중점적으로
평가해 한국 과학기술 발전에 기여할 가능성이 높은 연구자를 최종 선출한
다.올해 선출된 회원의 평균나이는 만 39.6세다. 기하학적 해석학 분야의
젊은 석학 최범준 포스텍 교수, 이차전지 소재 연구에서 독보적 성과를 도
출하고 있는 이현욱 울산과학기술원(UNIST) 교수 등 국제학계에서 주목
받는 과학자도 다수 포함됐다.여성과학자는 김소연 서울대 교수, 김은주
한국과학기술연구원(KIST) 책임연구원, 송윤주 서울대 교수, 이현주
KAIST 교수 등이 선출됐다. 서울과기대는 최초로 Y-KAST 회원을 배출했
다.한림원은 13일 오후 4시, ‘2023 Y-KAST 회원의 날(Members’
및 연구업적 소개 등을 진행할 계획이다.행사에는 조성경 과학기술정보통
신부 1차관이 참석해 Y-KAST 발전에 기여한 권순경 경상국립대 생명과
학부 교수에게 장관 표창도 수여한다. 3월부터 Y-KAST 농수산학부 간사
데미와의 교류를 주도했다.유욱준 원장은 “한림원은 전 세계 아카데미와
의 국제협력사업을 확대해 우수한 젊은 과학자들과 글로벌 연구 네트워크
[황형주 교수 인터뷰] “인류가 멸절되지 않고 공존하며
살아가려면 AI ‘잘’ 활용해야 ”
[인터뷰] 황형주 교수“인류가 멸절되지 않고 공존하며 살아가려면 AI ‘잘’
활용해야 ”AI, 신뢰성과 지속 가능성‧윤리성 강화하며 수학적 토대 안에
서 구축 돼야 황형주 POSTECH 수
POSTECH 수학과·인공지능대학원 교수는 AI를 ‘빨리’라는 속도보다 ‘잘
(Well)’ 활용해야 한다는 ‘태도’에 좀더 방점을 찍었다. 그러면서 AI를 잘
활용하려면 핵심 근간인 수학이 절대적으로 필요하다고 목소리를 높였다.
수학이 토대가 잡히지 않은 상태에서 응용만 계속하다 보면 결국 부작용이
용하는 데 있어 동전의 양면처럼 장점이 굉장히 많지만 이와 동시에 어두
야 한다”며 “신뢰성과 지속 가능성, 윤리성이 갖춰져야 한다”고 말했다.그
러면서 “AI가 수학적 토대 안에서 구축 돼야 한다”며 “건축을 할 때 뼈대
가 튼튼해야 하듯이 AI의 기반인 수리가 기본이 되어 있지 않으면 인공지
것을 목표로 삼고 있습니다.단순히 데이터를 넣고 결과를 얻는 방식이 아
은 방향으로 발전할 수 있도록 돕는 역할을 하고 있다고 보시면 됩니다.4
차 산업혁명이 화두가 되면서 다양한 분야에서 인공지능에 대한 연구가 활
발하게 진행되고 있지만, 단편적인 사례 연구 혹은 단순한 성능 개선의 차
[차재춘 교수] 과학기술한림원 2024년 정회원 33명 선
출
한국과학기술한림원 신임 정회원. 1열 왼쪽부터 정성은(성균관대), 곽시
종(KAIST), 김용백(토론토대), 남좌민(서울대), 이장철(잭슨연), 이준호
(서울대), 이창준(IBS). 2열 왼쪽부터 이효철(KAIST), 임명신(서울대), 임
준이(프린스턴대). 3열 왼쪽부터 홍성철(서울대), 홍승우(KAIST), 강기석
(서울대), 강현구(서울대), 문일경(서울대), 박철민(연세대), 박호석(성균
관대). 4열 왼쪽부터 심형보(서울대), 예종철(KAIST), 이상영(연세대), 최
민하(성균관대), 양태진(서울대), 이인중(경북대), 하상도(중앙대). 5열 왼
쪽부터 구본권(서울대), 김광명(이화여대), 선웅(고려대), 임석아(서울
대), 최선(이화여대)./한국과학기술한림원 한국과학기술한림원이 2024
년도 정회원을 선출했다. 필즈상 수상자인 허준이 프린스턴대 교수를 포
함해 40대 회원 5명이 뽑혔고, 여성회원도 3명이 뽑혔다.한림원은 지난
28일 오후 ‘2023년도 제2회 정기총회’를 열고 2024년도 정회원 33명을
선출했다고 29일 밝혔다. 한림원 정회원은 과학기술분야에서 20년 이상
활동하며 독창적인 연구 성과를 내고 해당 분야 발전에 현저히 공헌한 인
물을 3단계에 걸친 심사를 통해 선출한다.올해 선출된 33명의 평균 연령
은 만 53.8세로 최연소 선출자는 만 40세의 허준이 교수다. 허 교수는 만
40년 5개월로 이광형 한국과학기술원(KAIST) 총장이 만 40세 1개월에
정회원이 된 것에 이어 두 번째로 젊은 나이에 선출됐다.여성 과학자는 임
미희(KAIST), 임석아(서울대), 최선(이화여대) 교수 등 3명이 새로 선출
됐다.신임 정회원은 정책학부 1명, 이학부 15명, 공학부 9명, 농수산학부
대), ▲이학부 곽시종(KAIST), 김용백(加토론토대), 남좌민(서울대), 이
장철(美잭슨연), 이준호(서울대), 이창준(IBS), 이효철(KAIST), 임명신
(서울대), 임미희(KAIST), 정현식(서강대), 차재춘(POSTECH), 허원도
박호석(성균관대), 심형보(서울대), 예종철(KAIST), 이상영(연세대), 최
민하(성균관대), ▲농수산학부 양태진(서울대), 이인중(경북대), 하상도
과학자 선출 등이 예년 대비 주목할 만한 변화로 여겨진다”며 “최근 우리
국 기초과학 발전과 국제협력 확대에 기여할 것으로 기대한다”고 덧붙였
다.출처: https://biz.chosun.com/science-
chosun/science/2023/11/29/4GTRMDOF5NASFAW2RPO7QRPK
수학과 발전 기금 및 학부생 수학 연구논문상 기금 전달
식 가져
발전 기금 및 학부생 수학 연구논문상 기금 전달식 가져2022년도 5월에
개최된 제32회 삼성호암상 시상식에서 과학상(물리·수학 부문)을 수상한
오용근 교수가 학과에 발전기금 1천만원을 기부하였다.또한 임성빈 동문
달식은 기부자와 수학과 주임교수, 학부 및 대학원생 대표와 구성원이 참
석한 가운데 지난 2월 27일 진행되었으며, 답례로 기부자에게 러시아 작
의 현대사회에서 중요성이 커지고 있다“며 ”수학을 포함해 인문, 자연과
학과 동문회의 기부에 감사를 표하였다.
[2022-10-19] [정재훈 교수]구글도 인정한 포항공대…
구글 지원프로그램 선정 잇따라
포항공대(포스텍) 컴퓨터공학과 교수들이 세계적 IT회사인 구글로부터
잇따라 각종 연구활동 지원프로그램에 선정돼 주목받고 있다.구글이 포스
텍의 실력을 인정했다는 방증으로 풀이된다.12일 포스텍에 따르면 이 대
클라우드 활용권을 지원받았고, 지난 8월에는 성효진 교수가 ‘구글 2022
물면서 비디오 해석에 관한 협력 연구를 진행한다.구글과 2년간 네트워크
품질을 연구한 박은혁 교수는 이달 중 그 결과물을 컴퓨터 비전 분야에 세
계 3대 학회에 속하는 ‘유럽 컴퓨터비전학술대회(ECCV, European
[2022-05-23] [차재춘 교수] ‘수포자’에서 수학자로...차
재춘 포항공대 교수가 찾는 것
photo 임화승 영상미디어 기자출처 : 주간조선
(http://weekly.chosun.com)차재춘 포항공과대학교 수학과 교수는
“학교 다닐 때는 수학을 별로 잘하지 못했다”라고 말했다. 지난 4월 8일
연구센터’는 한국연구재단의 리더연구자 지원 사업. 리더연구자 지원 사
업은 개인 연구자를 대상으로 하는 지원 사업 중 최상위 지원 제도다.차 교
러 번 받았다. 중학교 때 컴퓨터 잡지 ‘마이크로소프트웨어’에 기사를 연재
학고등학교에 진학했다. 경기과학고는 전교 1~2등이 들어가는 학교. 중학
교 선생님들이 합격했다니 믿지 않았다. 고교 때도 수학 점수는 안 좋아 첫
시험에서는 반 학생 중 뒤에서 두 번째 성적을 받았다. 뒤에서 첫 번째이던
학생이 일반고로 전학가면서는 반에서 꼴찌가 되었다. 당시 카이스트는
조회순
검색
1 2 3 4 5 6 7 8 9 10